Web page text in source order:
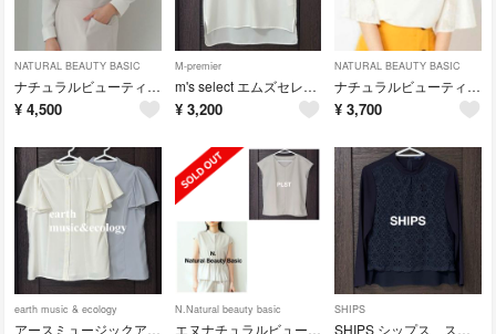
NATURAL BEAUTY BASIC
ナチュラルビューティーベーシック タック ブラウス
¥ 4,500
M-premier
m's select エムズセレクト Ｖネック ブラウス フレンチスリーブ
¥ 3,200
NATURAL BEAUTY BASIC
ナチュラルビューティーベーシック ジャガード フレアスリーブ ブラウス
¥ 3,700
earth music & ecology
アースミュージックアンドエコロジー ２枚セット ブラウス フレンチスリーブ
N.Natural beauty basic
エヌナチュラルビューティーベーシック ペプラム ブラウス フレンチスリーブ
SHIPS
SHIPS シップス スタンドカラー ネイビー ブラウス